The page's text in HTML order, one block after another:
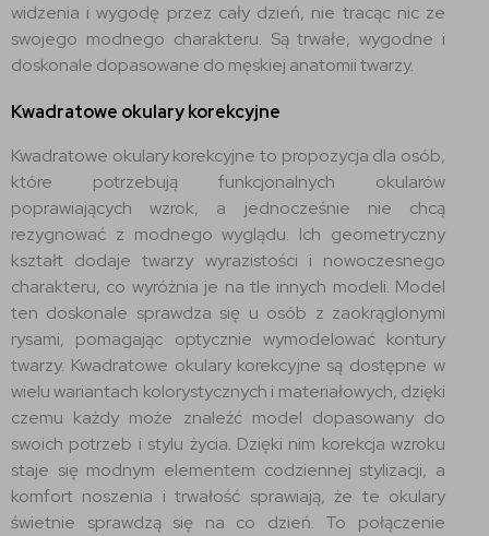
widzenia i wygodę przez cały dzień, nie tracąc nic ze
swojego modnego charakteru. Są trwałe, wygodne i
doskonale dopasowane do męskiej anatomii twarzy.
Kwadratowe okulary korekcyjne
Kwadratowe okulary korekcyjne to propozycja dla osób,
które potrzebują funkcjonalnych okularów
poprawiających wzrok, a jednocześnie nie chcą
rezygnować z modnego wyglądu. Ich geometryczny
kształt dodaje twarzy wyrazistości i nowoczesnego
charakteru, co wyróżnia je na tle innych modeli. Model
ten doskonale sprawdza się u osób z zaokrąglonymi
rysami, pomagając optycznie wymodelować kontury
twarzy. Kwadratowe okulary korekcyjne są dostępne w
wielu wariantach kolorystycznych i materiałowych, dzięki
czemu każdy może znaleźć model dopasowany do
swoich potrzeb i stylu życia. Dzięki nim korekcja wzroku
staje się modnym elementem codziennej stylizacji, a
komfort noszenia i trwałość sprawiają, że te okulary
świetnie sprawdzą się na co dzień. To połączenie